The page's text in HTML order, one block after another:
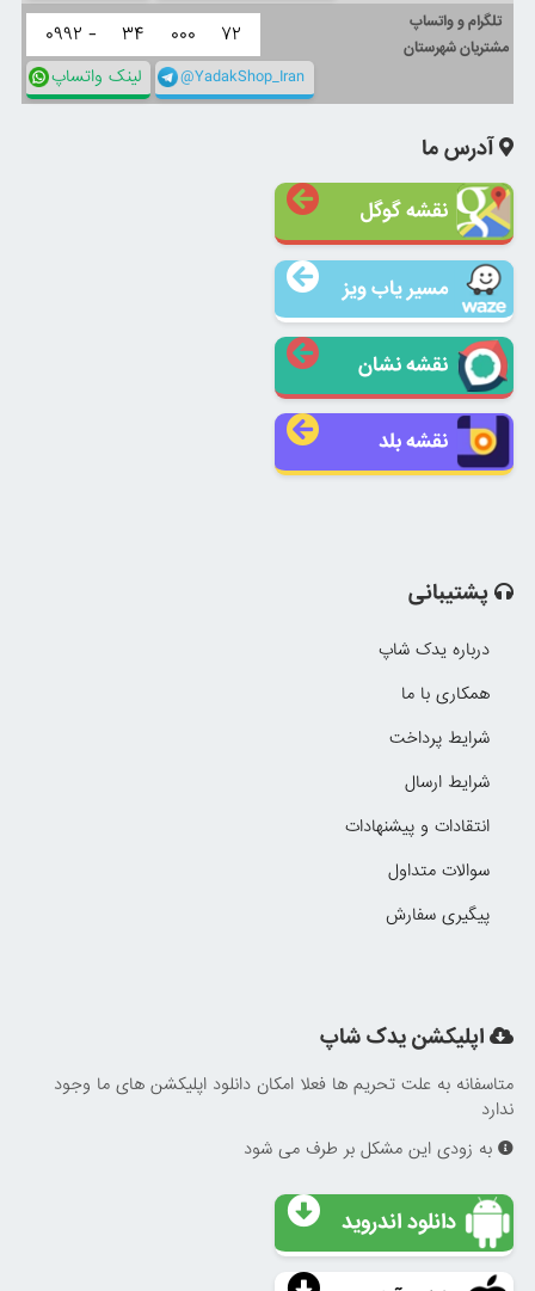
تلگرام و واتساپ
مشتریان شهرستان
۰۹۹۲ - ۳۴ ۰۰۰ ۷۲
لینک واتساپ @YadakShop_Iran
آدرس ما
نقشه گوگل
مسیر یاب ویز
نقشه نشان
نقشه بلد
پشتیبانی
درباره یدک شاپ
همکاری با ما
شرایط پرداخت
شرایط ارسال
انتقادات و پیشنهادات
سوالات متداول
پیگیری سفارش
اپلیکشن یدک شاپ
متاسفانه به علت تحریم ها فعلا امکان دانلود اپلیکشن های ما وجود
ندارد
به زودی این مشکل بر طرف می شود
دانلود اندروید